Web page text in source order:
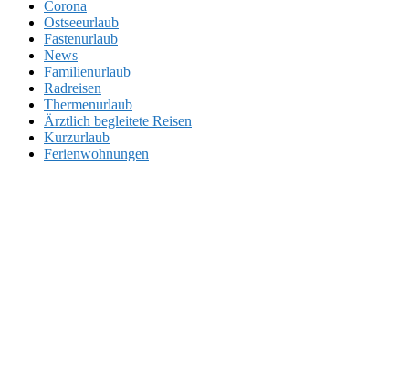
Corona
Ostseeurlaub
Fastenurlaub
News
Familienurlaub
Radreisen
Thermenurlaub
Ärztlich begleitete Reisen
Kurzurlaub
Ferienwohnungen